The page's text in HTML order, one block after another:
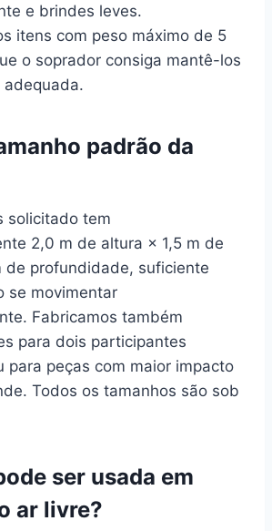
e brindes leves.
itens com peso máximo de 5
o soprador consiga mantê-los
adequada.
padrão da
solicitado tem
2,0 m de altura × 1,5 m de
de profundidade, suficiente
se movimentar
Fabricamos também
para dois participantes
para peças com maior impacto
Todos os tamanhos são sob
ser usada em
ar livre?